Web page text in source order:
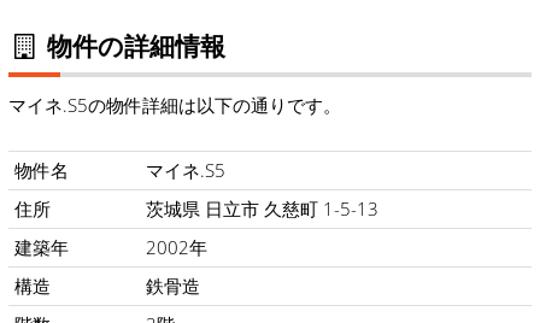
物件の詳細情報
マイネ.S5の物件詳細は以下の通りです。
物件名
マイネ.S5
住所
茨城県 日立市 久慈町 1-5-13
建築年
2002年
構造
鉄骨造